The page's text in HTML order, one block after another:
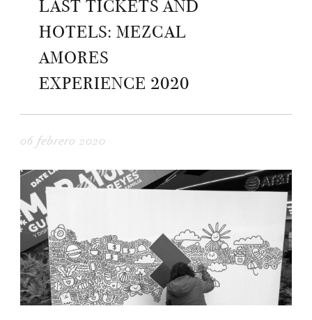
LAST TICKETS AND
HOTELS: MEZCAL
AMORES
EXPERIENCE 2020
06 febrero 2020